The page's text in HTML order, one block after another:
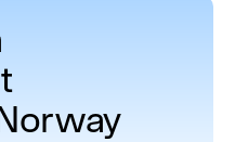
Norway